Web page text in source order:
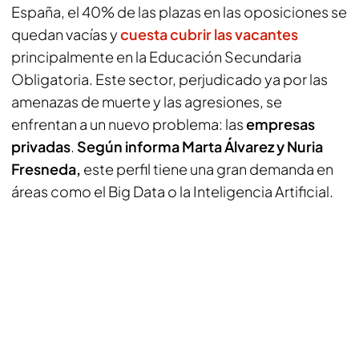
España, el 40% de las plazas en las oposiciones se
quedan vacías ycuesta cubrir las vacantes
principalmente en la Educación Secundaria
Obligatoria. Este sector, perjudicado ya por las
amenazas de muerte y las agresiones, se
enfrentan a un nuevo problema: lasempresas
privadas. Según informa Marta Álvarez y Nuria
Fresneda, este perfil tiene una gran demanda en
áreas como el Big Data o la Inteligencia Artificial.